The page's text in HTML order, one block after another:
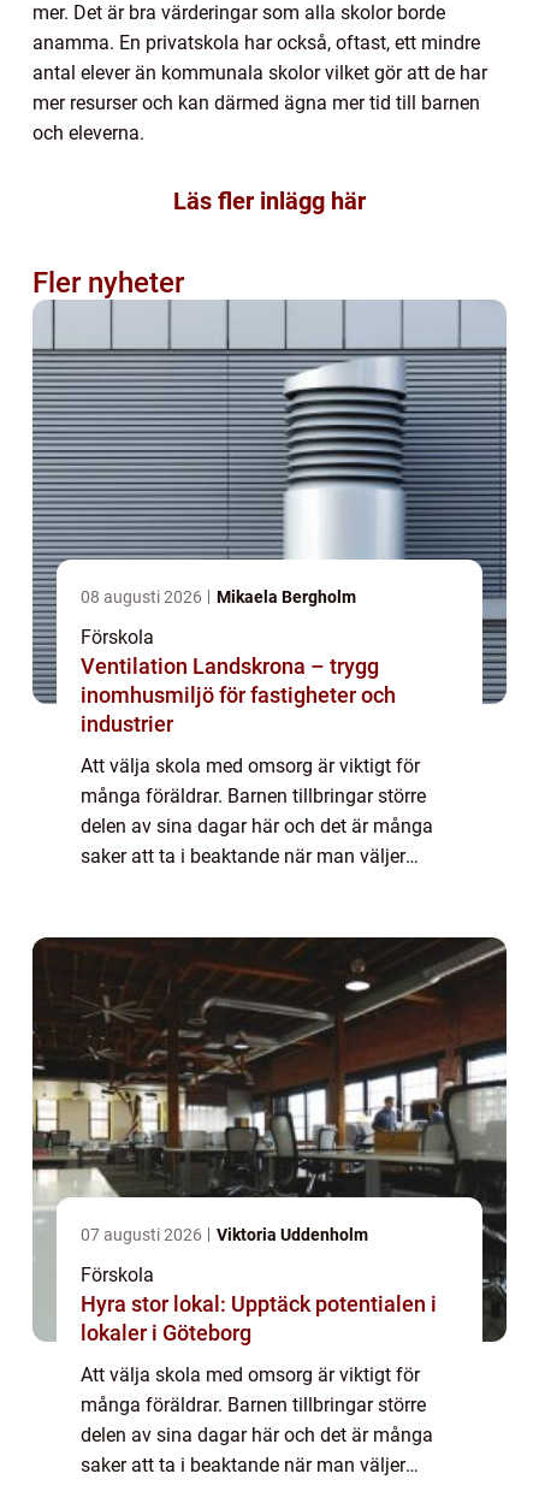
mer. Det är bra värderingar som alla skolor borde
anamma. En privatskola har också, oftast, ett mindre
antal elever än kommunala skolor vilket gör att de har
mer resurser och kan därmed ägna mer tid till barnen
och eleverna.
Läs fler inlägg här
Fler nyheter
08 augusti 2026 Mikaela Bergholm
Förskola
Ventilation Landskrona – trygg
inomhusmiljö för fastigheter och
industrier
Att välja skola med omsorg är viktigt för
många föräldrar. Barnen tillbringar större
delen av sina dagar här och det är många
saker att ta i beaktande när man väljer
07 augusti 2026 Viktoria Uddenholm
Förskola
Hyra stor lokal: Upptäck potentialen i
lokaler i Göteborg
Att välja skola med omsorg är viktigt för
många föräldrar. Barnen tillbringar större
delen av sina dagar här och det är många
saker att ta i beaktande när man väljer